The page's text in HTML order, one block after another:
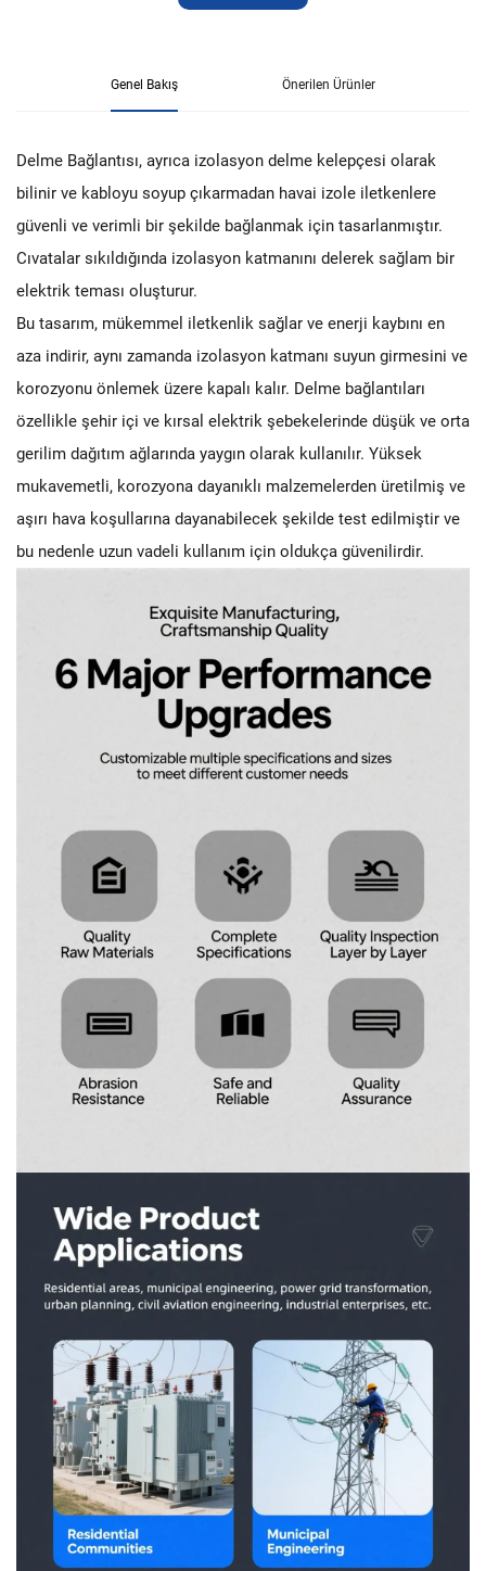
Genel Bakış Önerilen Ürünler
Delme Bağlantısı, ayrıca izolasyon delme kelepçesi olarak
bilinir ve kabloyu soyup çıkarmadan havai izole iletkenlere
güvenli ve verimli bir şekilde bağlanmak için tasarlanmıştır.
Cıvatalar sıkıldığında izolasyon katmanını delerek sağlam bir
elektrik teması oluşturur.
Bu tasarım, mükemmel iletkenlik sağlar ve enerji kaybını en
aza indirir, aynı zamanda izolasyon katmanı suyun girmesini ve
korozyonu önlemek üzere kapalı kalır. Delme bağlantıları
özellikle şehir içi ve kırsal elektrik şebekelerinde düşük ve orta
gerilim dağıtım ağlarında yaygın olarak kullanılır. Yüksek
mukavemetli, korozyona dayanıklı malzemelerden üretilmiş ve
aşırı hava koşullarına dayanabilecek şekilde test edilmiştir ve
bu nedenle uzun vadeli kullanım için oldukça güvenilirdir.